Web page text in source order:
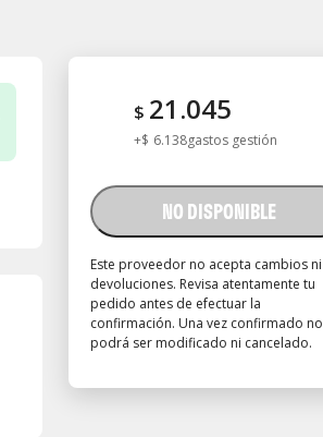
$ 21.045
+$ 6.138gastos gestión
NO DISPONIBLE
Este proveedor no acepta cambios ni
devoluciones. Revisa atentamente tu
pedido antes de efectuar la
confirmación. Una vez confirmado no
podrá ser modificado ni cancelado.